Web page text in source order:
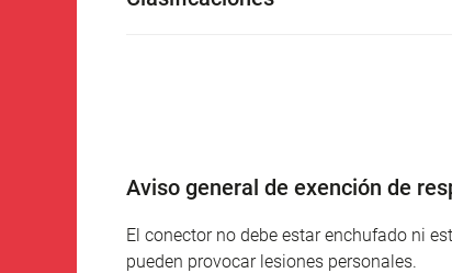
Aviso general de exención de
El conector no debe estar enchufado ni
pueden provocar lesiones personales.